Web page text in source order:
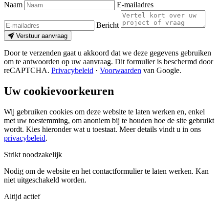
Naam
E-mailadres
Bericht
Verstuur aanvraag
Door te verzenden gaat u akkoord dat we deze gegevens gebruiken
om te antwoorden op uw aanvraag. Dit formulier is beschermd door
reCAPTCHA. Privacybeleid · Voorwaarden van Google.
Uw cookievoorkeuren
Wij gebruiken cookies om deze website te laten werken en, enkel
met uw toestemming, om anoniem bij te houden hoe de site gebruikt
wordt. Kies hieronder wat u toestaat. Meer details vindt u in ons
privacybeleid.
Strikt noodzakelijk
Nodig om de website en het contactformulier te laten werken. Kan
niet uitgeschakeld worden.
Altijd actief